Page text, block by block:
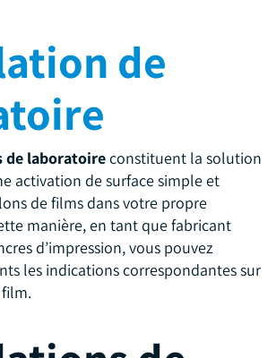
de
de laboratoireconstituent la solution
activation de surface simple et
de films dans votre propre
manière, en tant que fabricant
d’impression, vous pouvez
les indications correspondantes sur